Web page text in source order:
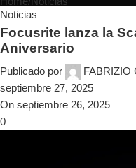
Noticias
Focusrite lanza la
Aniversario
Publicado por
FABRIZIO
septiembre 27, 2025
On septiembre 26, 2025
0